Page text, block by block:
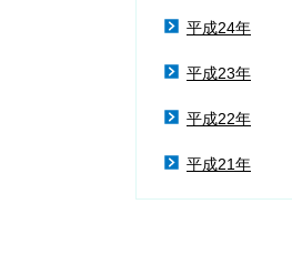
平成24年
平成23年
平成22年
平成21年